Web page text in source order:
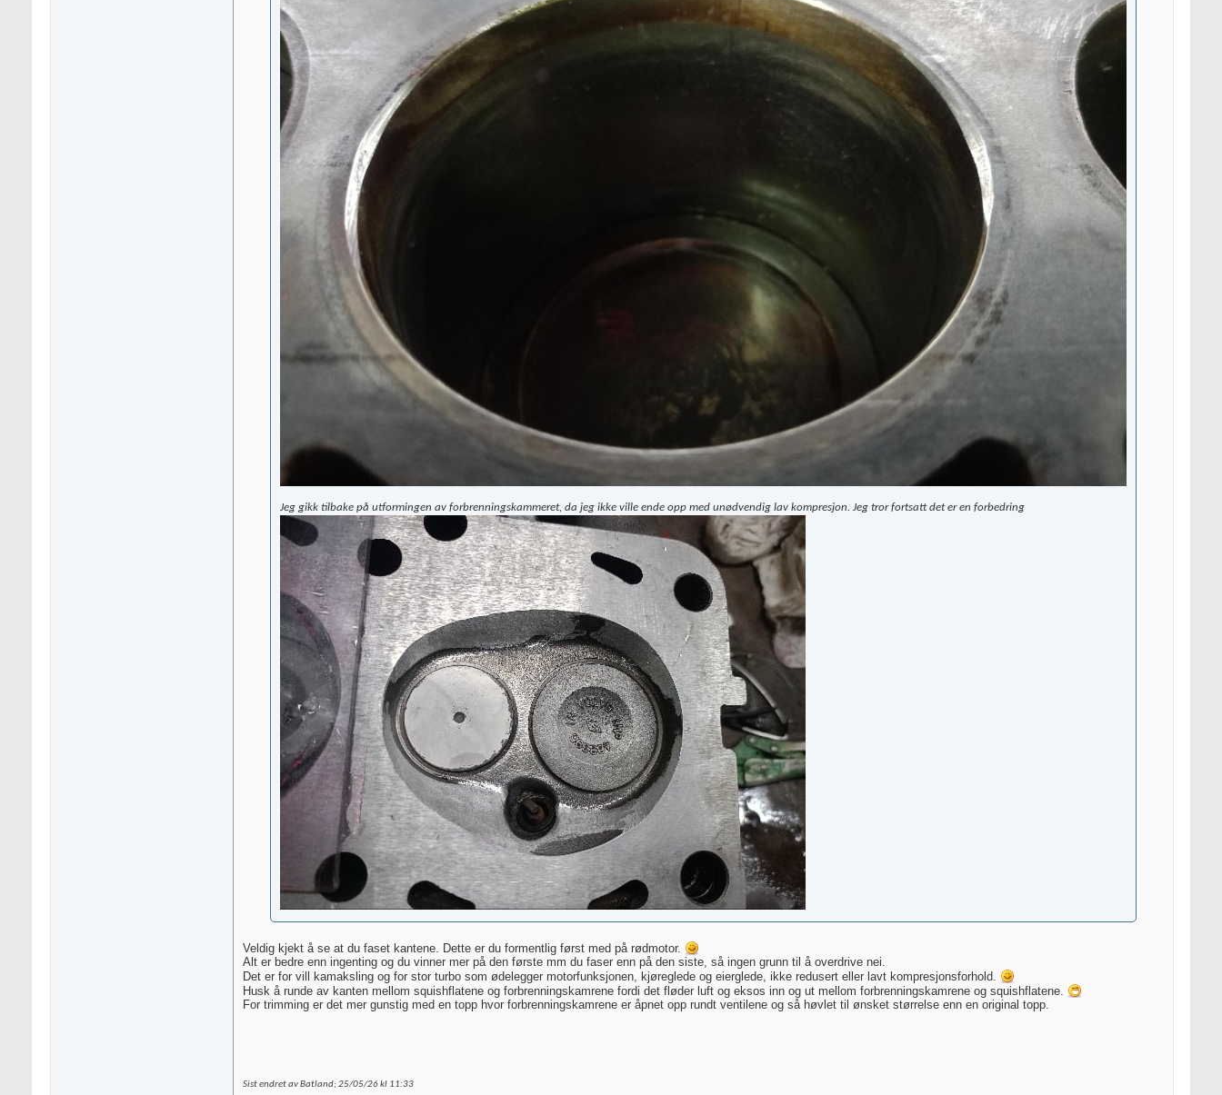
Jeg gikk tilbake på utformingen av forbrenningskammeret, da jeg ikke ville ende opp med unødvendig lav kompresjon. Jeg tror fortsatt det er en forbedring
Veldig kjekt å se at du faset kantene. Dette er du formentlig først med på rødmotor.
Alt er bedre enn ingenting og du vinner mer på den første mm du faser enn på den siste, så ingen grunn til å overdrive nei.
Det er for vill kamaksling og for stor turbo som ødelegger motorfunksjonen, kjøreglede og eierglede, ikke redusert eller lavt kompresjonsforhold.
Husk å runde av kanten mellom squishflatene og forbrenningskamrene fordi det fløder luft og eksos inn og ut mellom forbrenningskamrene og squishflatene.
For trimming er det mer gunstig med en topp hvor forbrenningskamrene er åpnet opp rundt ventilene og så høvlet til ønsket størrelse enn en original topp.
Sist endret av Batland; 25/05/26 kl 11:33